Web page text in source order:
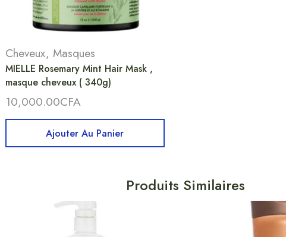
Cheveux, Masques
MIELLE Rosemary Mint Hair Mask ,
masque cheveux ( 340g)
10,000.00CFA
Ajouter Au Panier
Produits Similaires